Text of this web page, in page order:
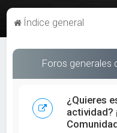
Índice general
Foros generales
¿Quieres
actividad?